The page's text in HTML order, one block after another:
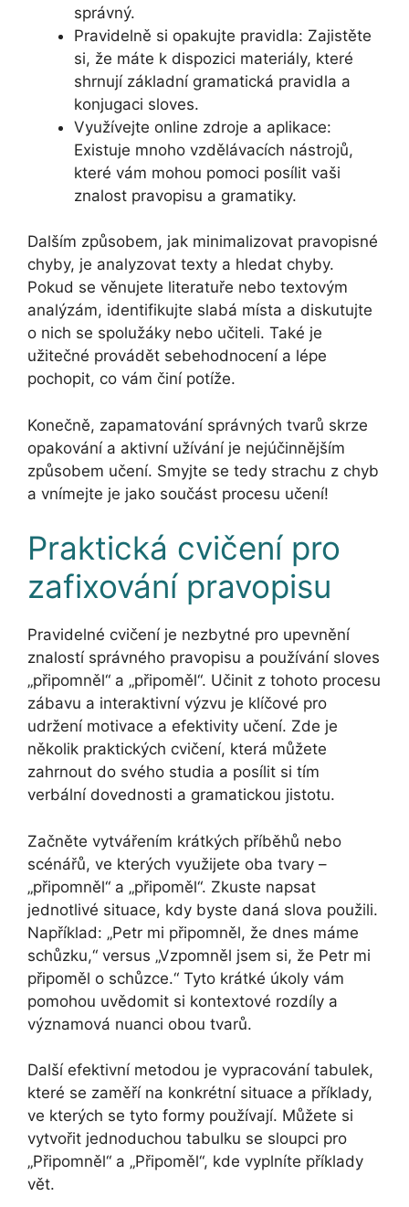
správný.
Pravidelně si opakujte pravidla: Zajistěte
si, že máte k dispozici materiály, které
shrnují základní gramatická pravidla a
konjugaci sloves.
Využívejte online zdroje a aplikace:
Existuje mnoho vzdělávacích nástrojů,
které vám mohou pomoci posílit vaši
znalost pravopisu a gramatiky.
Dalším způsobem, jak minimalizovat pravopisné
chyby, je analyzovat texty a hledat chyby.
Pokud se věnujete literatuře nebo textovým
analýzám, identifikujte slabá místa a diskutujte
o nich se spolužáky nebo učiteli. Také je
užitečné provádět sebehodnocení a lépe
pochopit, co vám činí potíže.
Konečně, zapamatování správných tvarů skrze
opakování a aktivní užívání je nejúčinnějším
způsobem učení. Smyjte se tedy strachu z chyb
a vnímejte je jako součást procesu učení!
Praktická cvičení pro
zafixování pravopisu
Pravidelné cvičení je nezbytné pro upevnění
znalostí správného pravopisu a používání sloves
„připomněl“ a „připoměl“. Učinit z tohoto procesu
zábavu a interaktivní výzvu je klíčové pro
udržení motivace a efektivity učení. Zde je
několik praktických cvičení, která můžete
zahrnout do svého studia a posílit si tím
verbální dovednosti a gramatickou jistotu.
Začněte vytvářením krátkých příběhů nebo
scénářů, ve kterých využijete oba tvary –
„připomněl“ a „připoměl“. Zkuste napsat
jednotlivé situace, kdy byste daná slova použili.
Například: „Petr mi připomněl, že dnes máme
schůzku,“ versus „Vzpomněl jsem si, že Petr mi
připoměl o schůzce.“ Tyto krátké úkoly vám
pomohou uvědomit si kontextové rozdíly a
významová nuanci obou tvarů.
Další efektivní metodou je vypracování tabulek,
které se zaměří na konkrétní situace a příklady,
ve kterých se tyto formy používají. Můžete si
vytvořit jednoduchou tabulku se sloupci pro
„Připomněl“ a „Připoměl“, kde vyplníte příklady
vět.